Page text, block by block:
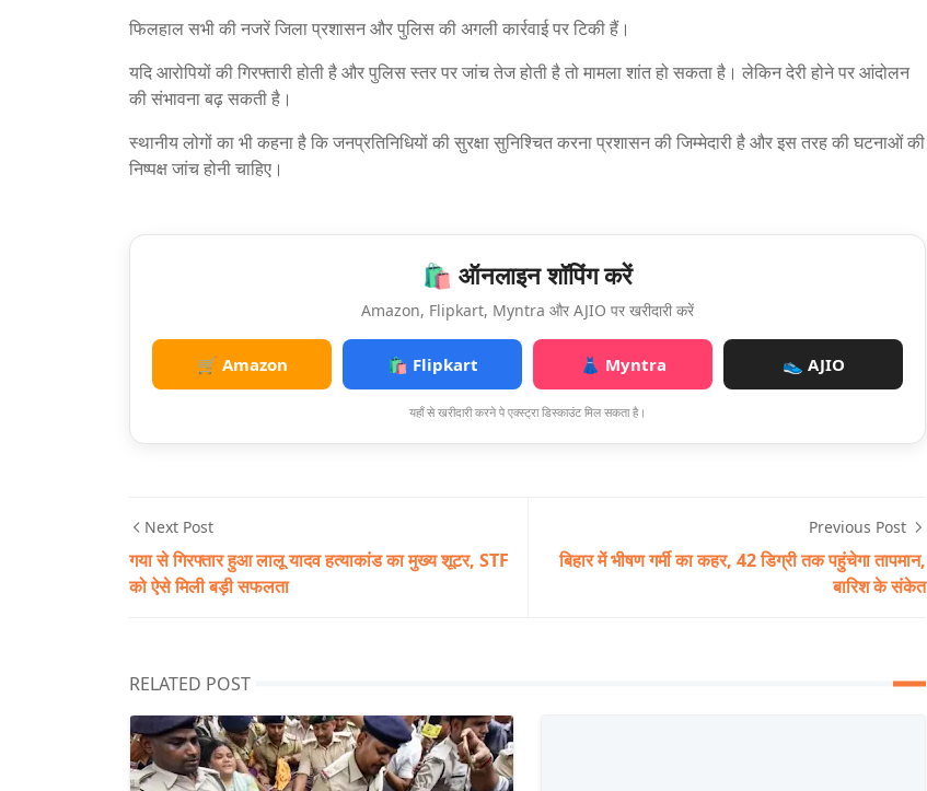
फिलहाल सभी की नजरें जिला प्रशासन और पुलिस की अगली कार्रवाई पर टिकी हैं।
यदि आरोपियों की गिरफ्तारी होती है और पुलिस स्तर पर जांच तेज होती है तो मामला शांत हो सकता है। लेकिन देरी होने पर आंदोलन
की संभावना बढ़ सकती है।
स्थानीय लोगों का भी कहना है कि जनप्रतिनिधियों की सुरक्षा सुनिश्चित करना प्रशासन की जिम्मेदारी है और इस तरह की घटनाओं की
निष्पक्ष जांच होनी चाहिए।
🛍️ ऑनलाइन शॉपिंग करें
Amazon, Flipkart, Myntra और AJIO पर खरीदारी करें
🛒 Amazon 🛍️ Flipkart 👗 Myntra 👟 AJIO
यहाँ से खरीदारी करने पे एक्स्ट्रा डिस्काउंट मिल सकता है।
Next Post
गया से गिरफ्तार हुआ लालू यादव हत्याकांड का मुख्य शूटर, STF
को ऐसे मिली बड़ी सफलता
Previous Post
बिहार में भीषण गर्मी का कहर, 42 डिग्री तक पहुंचेगा तापमान,
बारिश के संकेत
RELATED POST